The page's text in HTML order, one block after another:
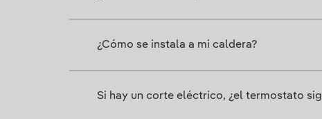
¿Cómo se instala a mi caldera?
Si hay un corte eléctrico, ¿el termostato